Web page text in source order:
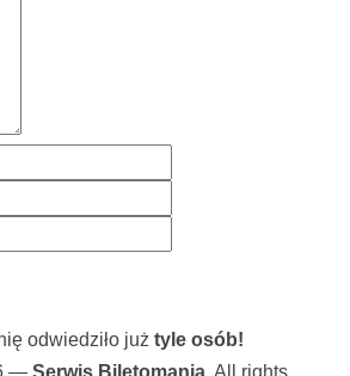
odwiedziło już tyle osób!
— Serwis Biletomania . All rights